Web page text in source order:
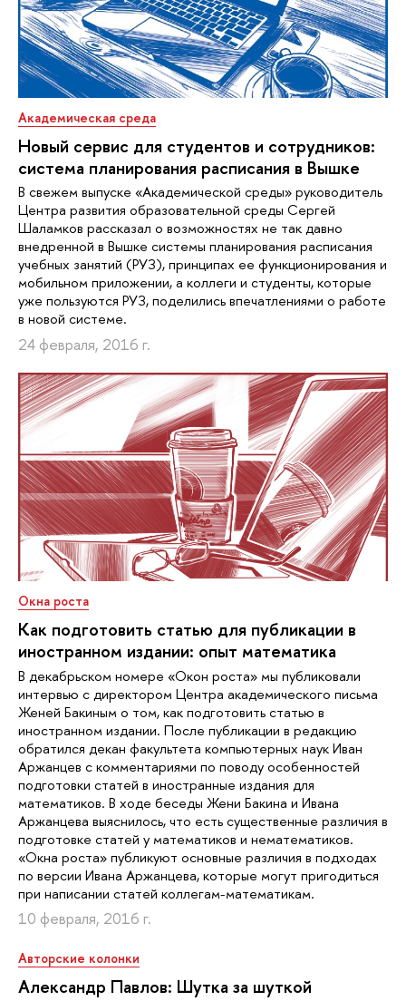
Академическая среда
Новый сервис для студентов и сотрудников:
система планирования расписания в Вышке
В свежем выпуске «Академической среды» руководитель
Центра развития образовательной среды Сергей
Шаламков рассказал о возможностях не так давно
внедренной в Вышке системы планирования расписания
учебных занятий (РУЗ), принципах ее функционирования и
мобильном приложении, а коллеги и студенты, которые
уже пользуются РУЗ, поделились впечатлениями о работе
в новой системе.
24 февраля, 2016 г.
Окна роста
Как подготовить статью для публикации в
иностранном издании: опыт математика
В декабрьском номере «Окон роста» мы публиковали
интервью с директором Центра академического письма
Женей Бакиным о том, как подготовить статью в
иностранном издании. После публикации в редакцию
обратился декан факультета компьютерных наук Иван
Аржанцев с комментариями по поводу особенностей
подготовки статей в иностранные издания для
математиков. В ходе беседы Жени Бакина и Ивана
Аржанцева выяснилось, что есть существенные различия в
подготовке статей у математиков и нематематиков.
«Окна роста» публикуют основные различия в подходах
по версии Ивана Аржанцева, которые могут пригодиться
при написании статей коллегам-математикам.
10 февраля, 2016 г.
Авторские колонки
Александр Павлов: Шутка за шуткой